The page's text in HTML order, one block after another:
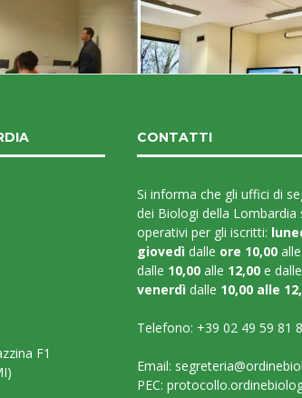
F1
CONTATTI
Si informa che gli uffici di
dei Biologi della Lombardia
operativi per gli iscritti:
giovedì dalle ore 10,00 alle
dalle 10,00 alle 12,00 e dalle
venerdì dalle 10,00 alle
Telefono: +39 02 49 59 81
Email:
PEC: